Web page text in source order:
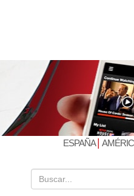
ESPAÑA|